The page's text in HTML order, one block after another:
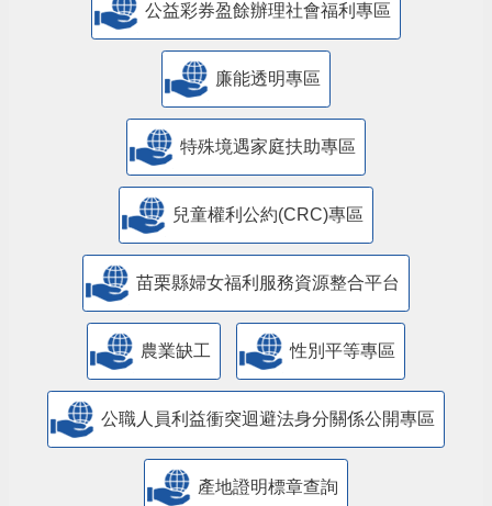
公益彩券盈餘辦理社會福利專區
廉能透明專區
特殊境遇家庭扶助專區
兒童權利公約(CRC)專區
苗栗縣婦女福利服務資源整合平台
農業缺工 性別平等專區
公職人員利益衝突迴避法身分關係公開專區
產地證明標章查詢